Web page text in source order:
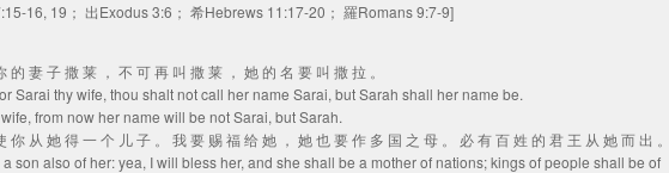
16, 19； 出Exodus 3:6； 希Hebrews 11:17-20； 羅Romans 9:7-9]
妻 子 撒 莱 ， 不 可 再 叫 撒 莱 ， 她 的 名 要 叫 撒 拉 。
Sarai thy wife, thou shalt not call her name Sarai, but Sarah shall her name be.
from now her name will be not Sarai, but Sarah.
你 从 她 得 一 个 儿 子 。 我 要 赐 福 给 她 ， 她 也 要 作 多 国 之 母 。 必 有 百 姓 的 君 王 从 她 而 出
son also of her: yea, I will bless her, and she shall be a mother of nations; kings of people shall be of